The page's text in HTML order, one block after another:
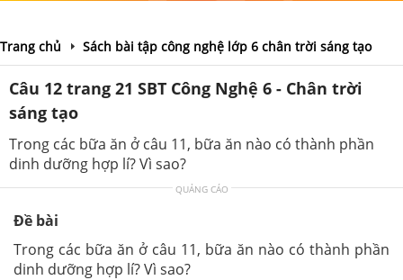
Trang chủ Sách bài tập công nghệ lớp 6 chân trời sáng tạo
Câu 12 trang 21 SBT Công Nghệ 6 - Chân trời
sáng tạo
Trong các bữa ăn ở câu 11, bữa ăn nào có thành phần
dinh dưỡng hợp lí? Vì sao?
QUẢNG CÁO
Đề bài
Trong các bữa ăn ở câu 11, bữa ăn nào có thành phần
dinh dưỡng hợp lí? Vì sao?